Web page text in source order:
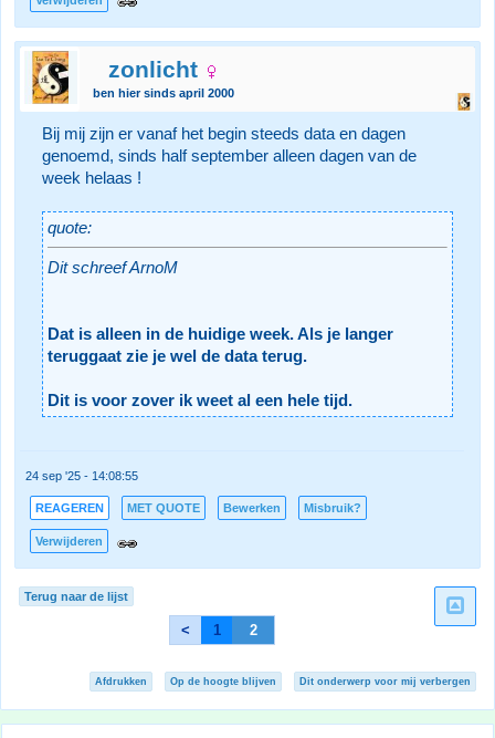
zonlicht
ben hier sinds april 2000
Bij mij zijn er vanaf het begin steeds data en dagen
genoemd, sinds half september alleen dagen van de
week helaas !
quote:
Dit schreef ArnoM
Dat is alleen in de huidige week. Als je langer
teruggaat zie je wel de data terug.
Dit is voor zover ik weet al een hele tijd.
24 sep '25 - 14:08:55
REAGEREN MET QUOTE Bewerken Misbruik?
Verwijderen
Terug naar de lijst
< 1 2
Afdrukken Op de hoogte blijven Dit onderwerp voor mij verbergen